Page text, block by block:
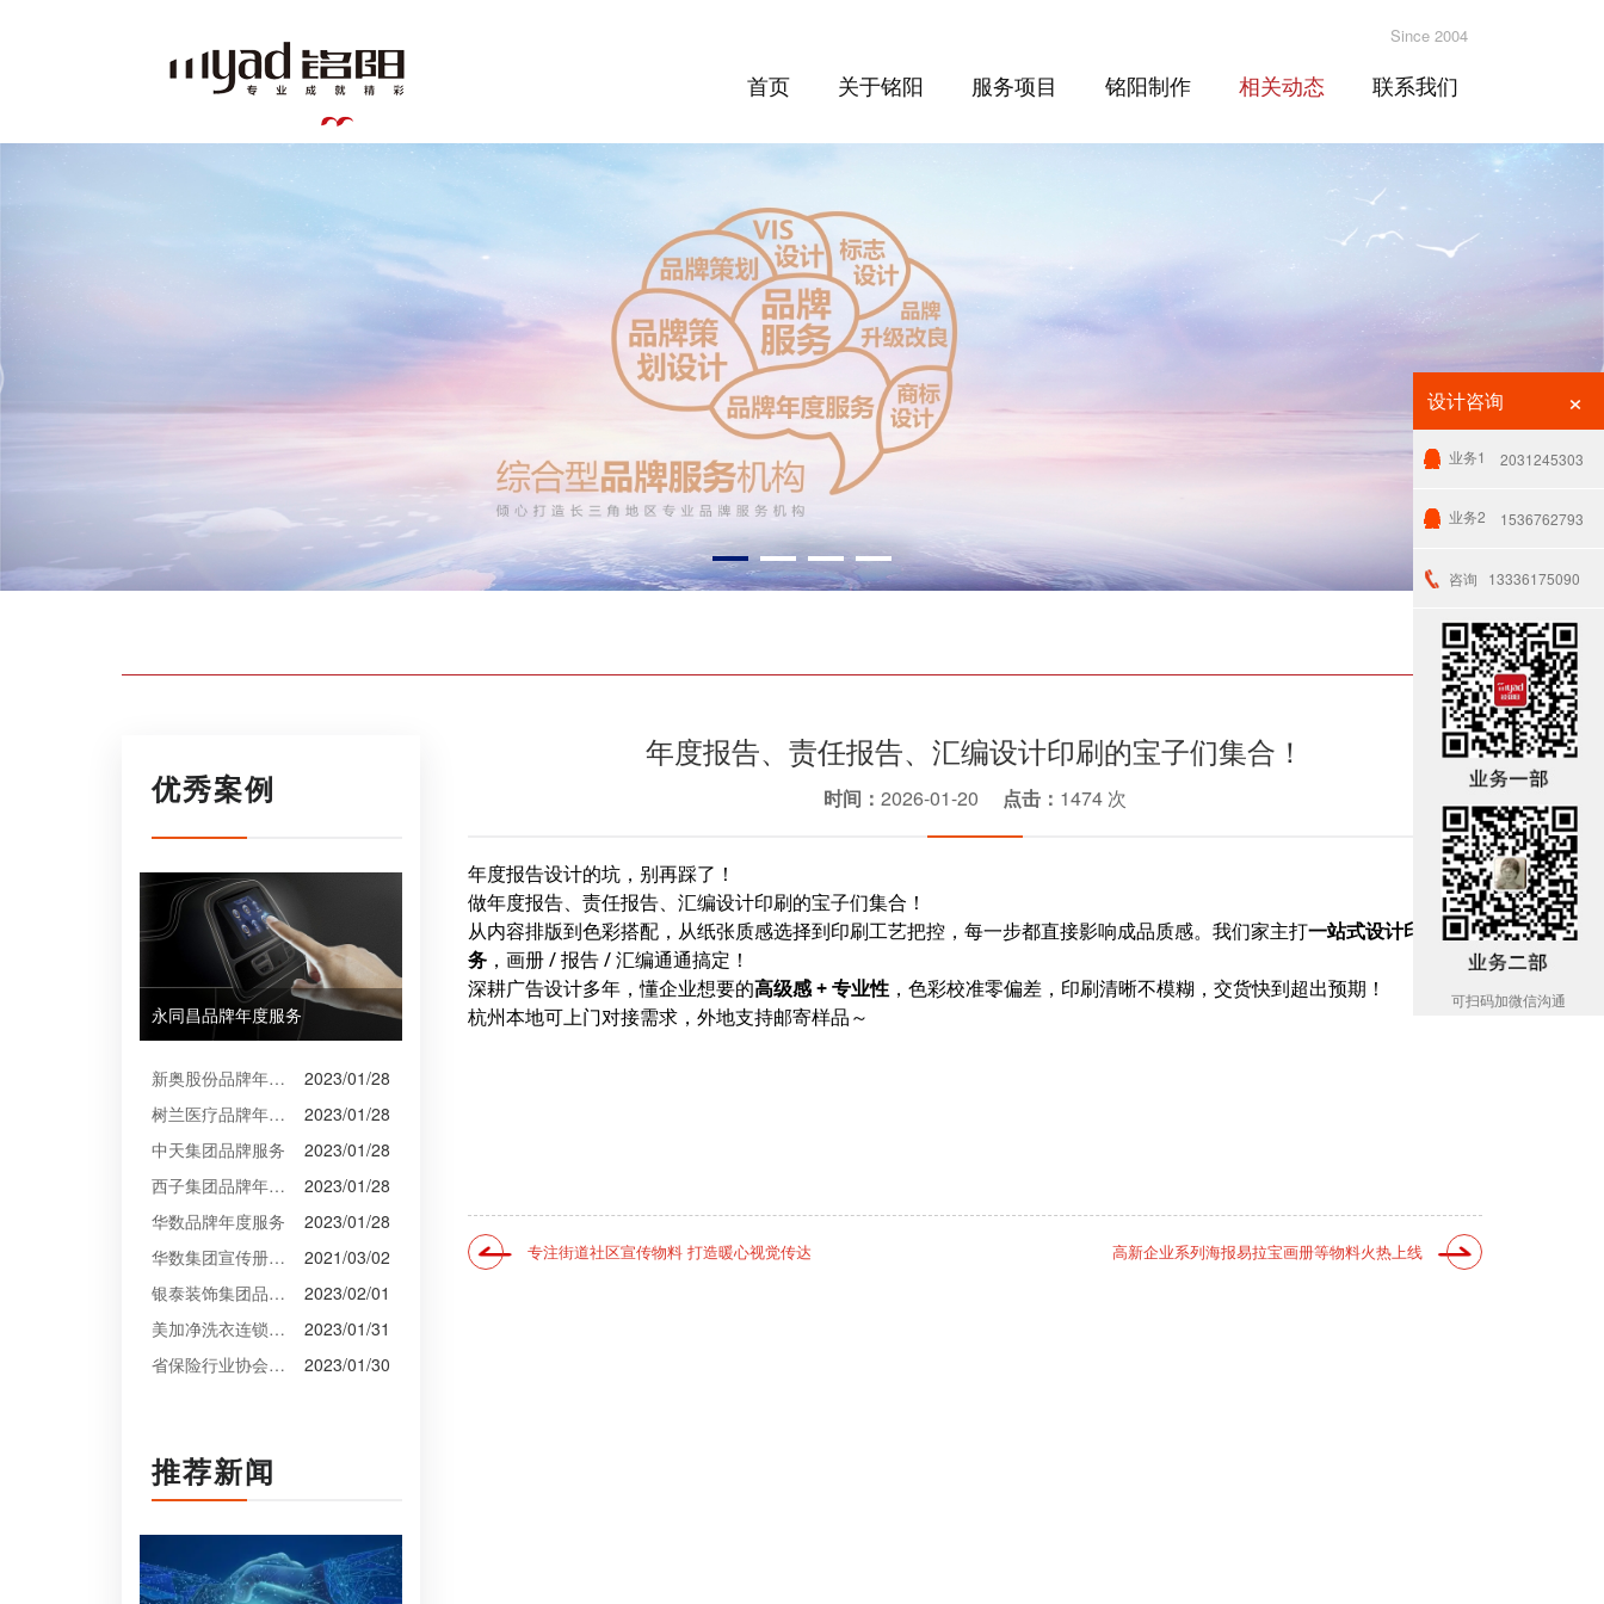
Since 2004
首页 关于铭阳 服务项目 铭阳制作 相关动态 联系我们
年度报告、责任报告、汇编设计印刷的宝子们集合！
时间： 2026-01-20 点击： 1474 次
年度报告设计的坑，别再踩了！
做年度报告、责任报告、汇编设计印刷的宝子们集合！
从内容排版到色彩搭配，从纸张质感选择到印刷工艺把控，每一步都直接影响成品质感。我们家主打一站式设计印刷服
务 ，画册 / 报告 / 汇编通通搞定！
深耕广告设计多年，懂企业想要的高级感 + 专业性，色彩校准零偏差，印刷清晰不模糊，交货快到超出预期！
杭州本地可上门对接需求，外地支持邮寄样品～
专注街道社区宣传物料 打造暖心视觉传达 高新企业系列海报易拉宝画册等物料火热上线
优秀案例
永同昌品牌年度服务
2023/01/28
新奥股份品牌年度服务
2023/01/28
树兰医疗品牌年度服务
2023/01/28
中天集团品牌服务
2023/01/28
西子集团品牌年度服务
2023/01/28
华数品牌年度服务
2021/03/02
华数集团宣传册设计
2023/02/01
银泰装饰集团品牌升级设计
2023/01/31
美加净洗衣连锁VI设计
2023/01/30
省保险行业协会VI设计
推荐新闻
设计咨询 ×
业务1 2031245303
业务2 1536762793
咨询 13336175090
可扫码加微信沟通